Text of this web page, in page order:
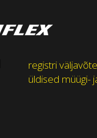
registri väljavõte
üldised müügi-